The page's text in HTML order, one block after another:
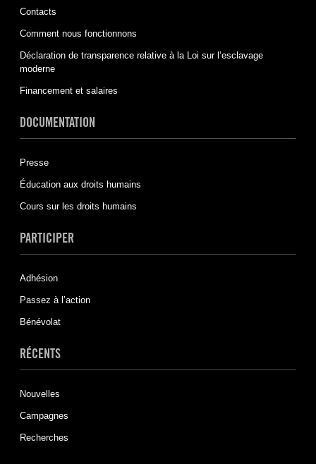
Contacts
Comment nous fonctionnons
Déclaration de transparence relative à la Loi sur l’esclavage
moderne
Financement et salaires
DOCUMENTATION
Presse
Éducation aux droits humains
Cours sur les droits humains
PARTICIPER
Adhésion
Passez à l’action
Bénévolat
RÉCENTS
Nouvelles
Campagnes
Recherches